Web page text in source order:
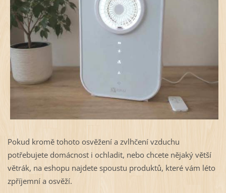
Pokud kromě tohoto osvěžení a zvlhčení vzduchu
potřebujete domácnost i ochladit, nebo chcete nějaký větší
větrák, na eshopu najdete spoustu produktů, které vám léto
zpříjemní a osvěží.